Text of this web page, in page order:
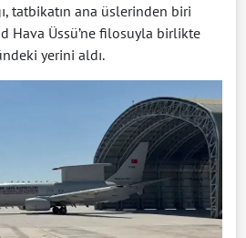
tatbikatın ana üslerinden biri
Hava Üssü’ne filosuyla birlikte
yerini aldı.